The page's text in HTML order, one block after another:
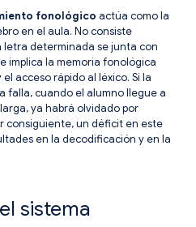
fonológico actúa como la
en el aula. No consiste
determinada se junta con
implica la memoria fonológica
acceso rápido al léxico. Si la
falla, cuando el alumno llegue a
ya habrá olvidado por
consiguiente, un déficit en este
en la decodificación y en la
sistema